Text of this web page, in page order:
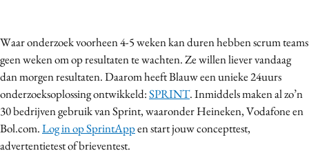
Data & Insights
Design
Digital transformation
Diversiteit
Effectiviteit
Gedragsverandering
Waar onderzoek voorheen 4-5 weken kan duren hebben scrum teams
geen weken om op resultaten te wachten. Ze willen liever vandaag
dan morgen resultaten. Daarom heeft Blauw een unieke 24uurs
onderzoeksoplossing ontwikkeld:SPRINT. Inmiddels maken al zo’n
30 bedrijven gebruik van Sprint, waaronder Heineken, Vodafone en
Bol.com.Log in op SprintAppen start jouw concepttest,
advertentietest of brieventest.